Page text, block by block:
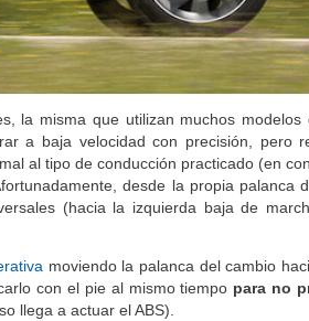
la misma que utilizan muchos modelos
a baja velocidad con precisión, pero
al tipo de conducción practicado (en
desde la propia palanca
(hacia la izquierda baja de
moviendo la palanca del cambio
con el pie al mismo tiempo para no
llega a actuar el ABS).